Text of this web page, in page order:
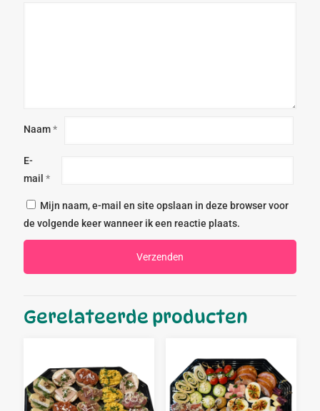
Naam*
E-
mail *
Mijn naam, e-mail en site opslaan in deze browser voor
de volgende keer wanneer ik een reactie plaats.
Gerelateerde producten